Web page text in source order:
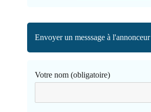
Envoyer un messsage à l'annonceur
Votre nom (obligatoire)